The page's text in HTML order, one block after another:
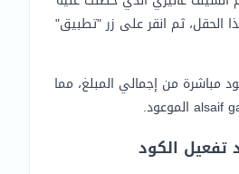
الحقل، ثم انقر على زر "تطبيق"
مباشرة من إجمالي المبلغ، مما
تفعيل الكود